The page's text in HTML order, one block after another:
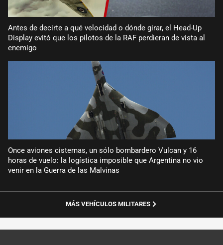
Antes de decirte a qué velocidad o dónde girar, el Head-Up
Display evitó que los pilotos de la RAF perdieran de vista al
enemigo
Once aviones cisternas, un sólo bombardero Vulcan y 16
horas de vuelo: la logística imposible que Argentina no vio
venir en la Guerra de las Malvinas
MÁS VEHÍCULOS MILITARES